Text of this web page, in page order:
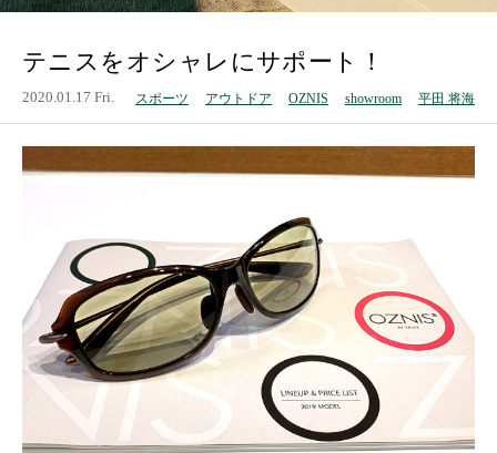
テニスをオシャレにサポート！
2020.01.17 Fri. スポーツ アウトドア OZNIS showroom 平田 将海